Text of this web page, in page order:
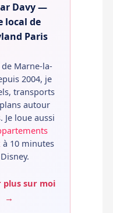
Davy —
local de
Paris
Marne-la-
2004, je
transports
autour
Je loue aussi
à 10 minutes
plus sur moi
→